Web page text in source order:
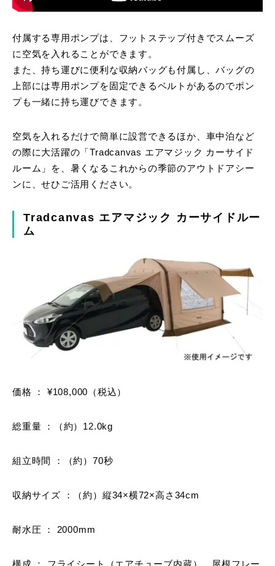
付属する専用ポンプは、フットステップ付きでスムーズ
に空気を入れることができます。
また、持ち運びに便利な収納バッグも付属し、バッグの
上部には専用ポンプを固定できるベルトがあるのでポン
プも一緒に持ち運びできます。
空気を入れるだけで簡単に設営できるほか、車中泊など
の際に大活躍の「Tradcanvas エアマジック カーサイド
ルーム」を、暑くなるこれからの季節のアウトドアシー
ンに、せひご活用ください。
Tradcanvas エアマジック カーサイドルー
ム
価格 ： ¥108,000（税込）
総重量 ：（約）12.0kg
組立時間 ：（約）70秒
収納サイズ ：（約）縦34×横72×高さ34cm
耐水圧 ： 2000mm
構成 ： フライシート（エアチューブ内蔵）、屋根フレー